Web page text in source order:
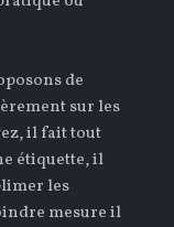
de
sur les
il fait tout
étiquette, il
les
mesure il